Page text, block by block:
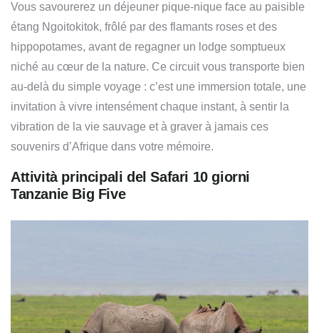
Vous savourerez un déjeuner pique-nique face au paisible
étang Ngoitokitok, frôlé par des flamants roses et des
hippopotames, avant de regagner un lodge somptueux
niché au cœur de la nature. Ce circuit vous transporte bien
au‑delà du simple voyage : c’est une immersion totale, une
invitation à vivre intensément chaque instant, à sentir la
vibration de la vie sauvage et à graver à jamais ces
souvenirs d’Afrique dans votre mémoire.
Attività principali del Safari 10 giorni
Tanzanie Big Five